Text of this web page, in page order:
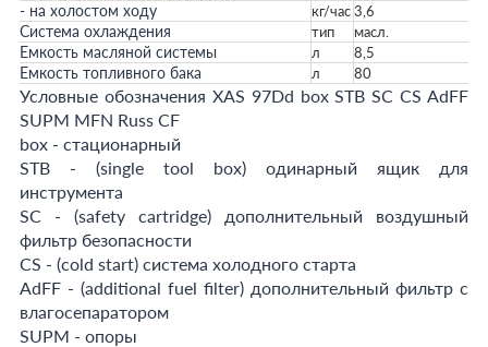
- на холостом ходу кг/час3,6
Система охлаждения тип масл.
Емкость масляной системы л 8,5
Емкость топливного бака л 80
Условные обозначения XAS 97Dd box STB SC CS AdFF
SUPM MFN Russ CF
box - стационарный
STB - (single tool box) одинарный ящик для
инструмента
SC - (safety cartridge) дополнительный воздушный
фильтр безопасности
CS - (cold start) система холодного старта
AdFF - (additional fuel filter) дополнительный фильтр с
влагосепаратором
SUPM - опоры